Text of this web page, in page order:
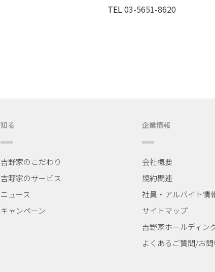
TEL03-5651-8620
企業情報
会社概要
規約関連
社員・アルバイト情
サイトマップ
吉野家ホールディン
よくあるご質問/お
知る
吉野家のこだわり
吉野家のサービス
ニュース
キャンペーン